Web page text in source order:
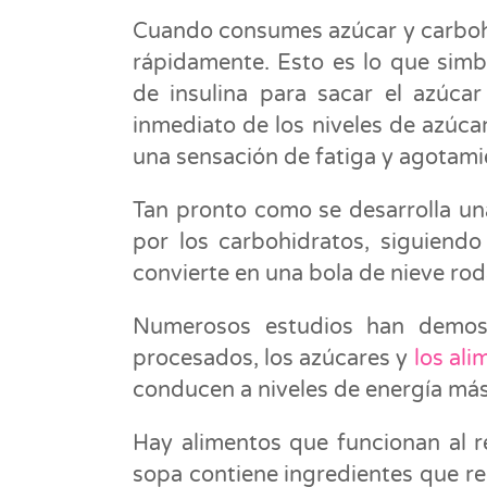
Cuando consumes azúcar y
rápidamente. Esto es lo que
de insulina para sacar el
inmediato de los niveles de
una sensación de fatiga y
Tan pronto como se desarrolla
por los carbohidratos,
convierte en una bola de nieve
Numerosos estudios han
procesados, los azúcares y los
conducen a niveles de energía
Hay alimentos que funcionan al
sopa contiene ingredientes que